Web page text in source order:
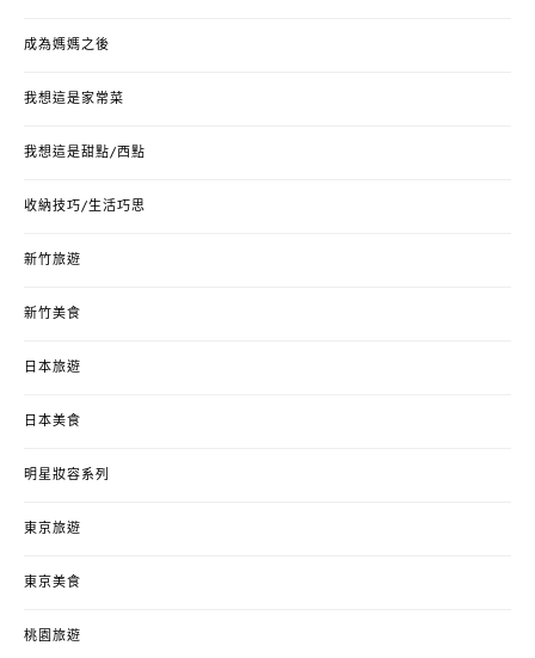
成為媽媽之後
我想這是家常菜
我想這是甜點/西點
收納技巧/生活巧思
新竹旅遊
新竹美食
日本旅遊
日本美食
明星妝容系列
東京旅遊
東京美食
桃園旅遊